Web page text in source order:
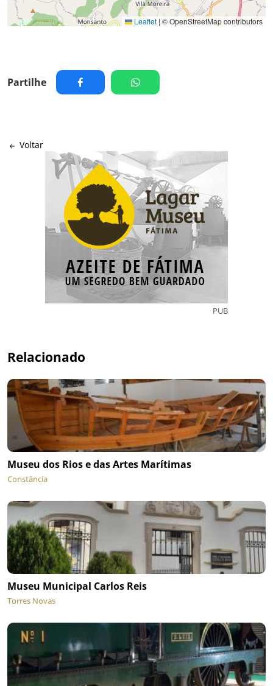
Leaflet | © OpenStreetMap contributors
Partilhe
Voltar
PUB
Relacionado
Museu dos Rios e das Artes Marítimas
Constância
Museu Municipal Carlos Reis
Torres Novas